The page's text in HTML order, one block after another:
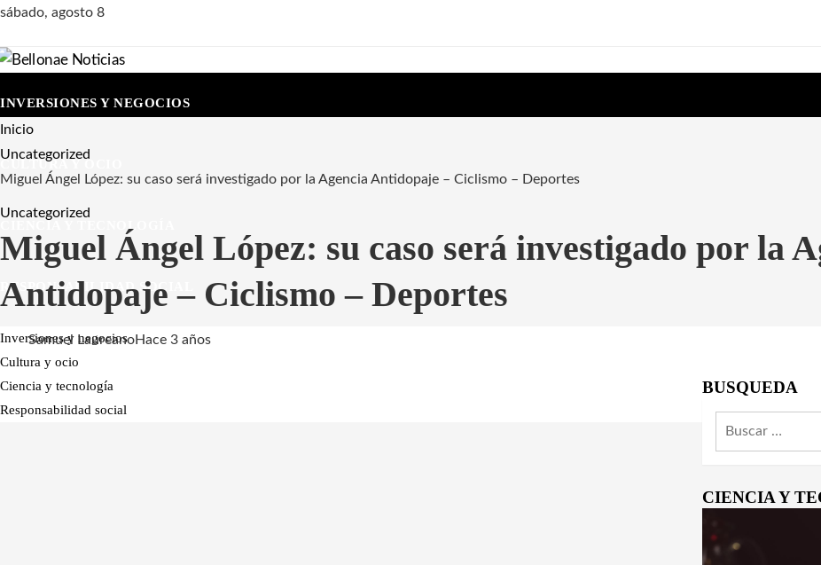
sábado, agosto 8
INVERSIONES Y NEGOCIOS
CULTURA Y OCIO
RESPONSABILIDAD SOCIAL
Inversiones y negocios
Cultura y ocio
Ciencia y tecnología
Responsabilidad social
Inicio
Uncategorized
Miguel Ángel López: su caso será investigado por la Agencia Antidopaje – Ciclismo – Deportes
Uncategorized
Miguel Ángel López: su caso será investigado por la
Antidopaje – Ciclismo – Deportes
Samuel LaureanoHace 3 años
BUSQUEDA
Buscar:
CIENCIA Y